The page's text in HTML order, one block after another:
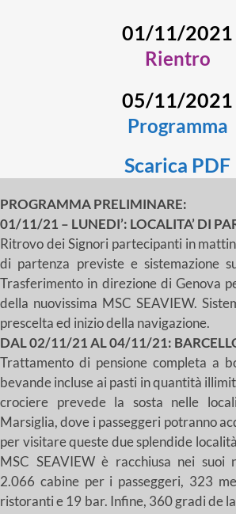
01/11/2021
Rientro
05/11/2021
Programma
Scarica PDF
PROGRAMMA PRELIMINARE:
01/11/21 – LUNEDI’: LOCALITA’ DI
Ritrovo dei Signori partecipanti in
di partenza previste e sistemazione
Trasferimento in direzione di Genova
della nuovissima MSC SEAVIEW.
prescelta ed inizio della navigazione.
DAL 02/11/21 AL 04/11/21:
Trattamento di pensione completa a
bevande incluse ai pasti in quantità
crociere prevede la sosta nelle
Marsiglia, dove i passeggeri potranno
per visitare queste due splendide
MSC SEAVIEW è racchiusa nei suoi
2.066 cabine per i passeggeri, 323
ristoranti e 19 bar. Infine, 360 gradi de